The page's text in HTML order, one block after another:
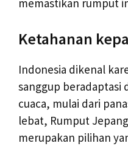
Ketahanan
Indonesia dikenal
sanggup beradaptasi
cuaca, mulai dari
lebat, Rumput
merupakan pilihan